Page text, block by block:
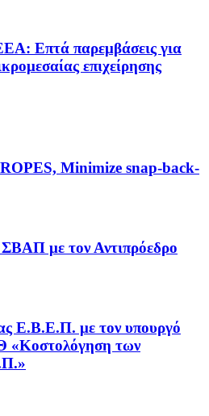
Επτά παρεμβάσεις για
επιχείρησης
Minimize snap-back-
με τον Αντιπρόεδρο
Ε.Β.Ε.Π. με τον υπουργό
«Κοστολόγηση των